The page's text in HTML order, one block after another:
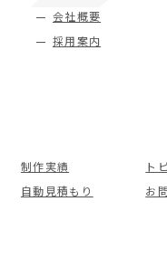
会社概要
採用案内
制作実績 ト
自動見積もり
お